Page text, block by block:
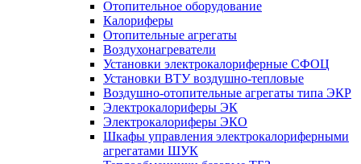
Отопительное оборудование
Калориферы
Отопительные агрегаты
Воздухонагреватели
Установки электрокалориферные СФОЦ
Установки ВТУ воздушно-тепловые
Воздушно-отопительные агрегаты типа ЭКР
Электрокалориферы ЭК
Электрокалориферы ЭКО
Шкафы управления электрокалориферными
агрегатами ШУК